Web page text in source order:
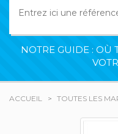
NOTRE GUIDE : OÙ
ACCUEIL TOUTES LES